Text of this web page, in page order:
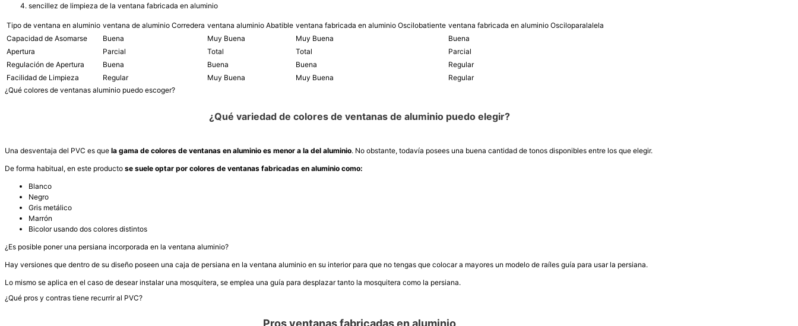
sencillez de limpieza de la ventana fabricada en aluminio
Tipo de ventana en aluminio ventana de aluminio Corredera ventana aluminio Abatible ventana fabricada en aluminio Oscilobatiente ventana fabricada en aluminio Osciloparalalela
Capacidad de Asomarse
Buena Muy Buena Muy Buena
Buena
Apertura
Parcial Total Total
Parcial
Regulación de Apertura
Buena Buena Buena
Regular
Facilidad de Limpieza
Regular Muy Buena Muy Buena
Regular
¿Qué colores de ventanas aluminio puedo escoger?
¿Qué variedad de colores de ventanas de aluminio puedo elegir?
Una desventaja del PVC es que la gama de colores de ventanas en aluminio es menor a la del aluminio. No obstante, todavía posees una buena cantidad de tonos disponibles entre los que elegir.
De forma habitual, en este producto se suele optar por colores de ventanas fabricadas en aluminio como:
Blanco
Negro
Gris metálico
Marrón
Bicolor usando dos colores distintos
¿Es posible poner una persiana incorporada en la ventana aluminio?
Hay versiones que dentro de su diseño poseen una caja de persiana en la ventana aluminio en su interior para que no tengas que colocar a mayores un modelo de raíles guía para usar la persiana.
Lo mismo se aplica en el caso de desear instalar una mosquitera, se emplea una guía para desplazar tanto la mosquitera como la persiana.
¿Qué pros y contras tiene recurrir al PVC?
Pros ventanas fabricadas en aluminio